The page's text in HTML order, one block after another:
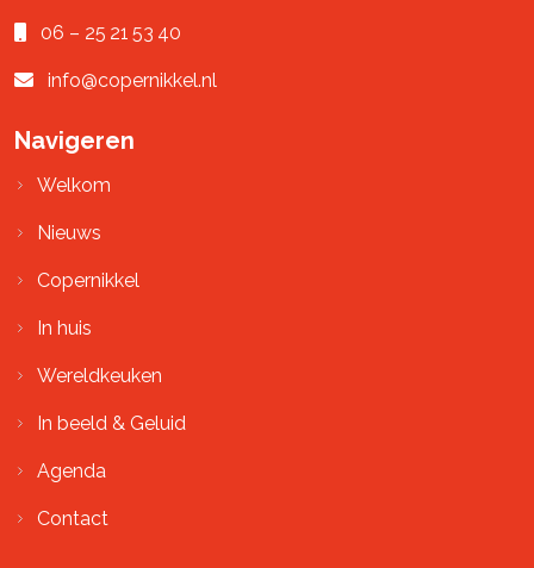
06 – 25 21 53 40
info@copernikkel.nl
Navigeren
Welkom
Nieuws
Copernikkel
In huis
Wereldkeuken
In beeld & Geluid
Agenda
Contact